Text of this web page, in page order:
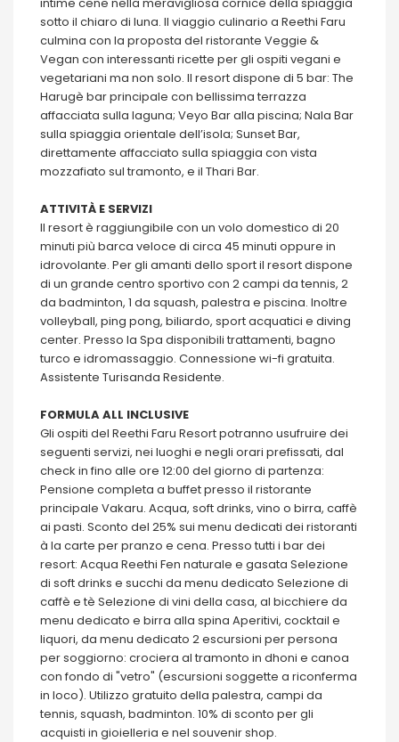
sotto il chiaro di luna. Il viaggio culinario a Reethi Faru
culmina con la proposta del ristorante Veggie &
Vegan con interessanti ricette per gli ospiti vegani e
vegetariani ma non solo. Il resort dispone di 5 bar: The
Harugè bar principale con bellissima terrazza
affacciata sulla laguna; Veyo Bar alla piscina; Nala Bar
sulla spiaggia orientale dell’isola; Sunset Bar,
direttamente affacciato sulla spiaggia con vista
mozzafiato sul tramonto, e il Thari Bar.
ATTIVITÀ E SERVIZI
Il resort è raggiungibile con un volo domestico di 20
minuti più barca veloce di circa 45 minuti oppure in
idrovolante. Per gli amanti dello sport il resort dispone
di un grande centro sportivo con 2 campi da tennis, 2
da badminton, 1 da squash, palestra e piscina. Inoltre
volleyball, ping pong, biliardo, sport acquatici e diving
center. Presso la Spa disponibili trattamenti, bagno
turco e idromassaggio. Connessione wi-fi gratuita.
Assistente Turisanda Residente.
FORMULA ALL INCLUSIVE
Gli ospiti del Reethi Faru Resort potranno usufruire dei
seguenti servizi, nei luoghi e negli orari prefissati, dal
check in fino alle ore 12:00 del giorno di partenza:
Pensione completa a buffet presso il ristorante
principale Vakaru. Acqua, soft drinks, vino o birra, caffè
ai pasti. Sconto del 25% sui menu dedicati dei ristoranti
à la carte per pranzo e cena. Presso tutti i bar dei
resort: Acqua Reethi Fen naturale e gasata Selezione
di soft drinks e succhi da menu dedicato Selezione di
caffè e tè Selezione di vini della casa, al bicchiere da
menu dedicato e birra alla spina Aperitivi, cocktail e
liquori, da menu dedicato 2 escursioni per persona
per soggiorno: crociera al tramonto in dhoni e canoa
con fondo di "vetro" (escursioni soggette a riconferma
in loco). Utilizzo gratuito della palestra, campi da
tennis, squash, badminton. 10% di sconto per gli
acquisti in gioielleria e nel souvenir shop.